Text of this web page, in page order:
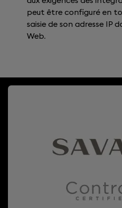
peut être configuré en
saisie de son adresse IP
Web.